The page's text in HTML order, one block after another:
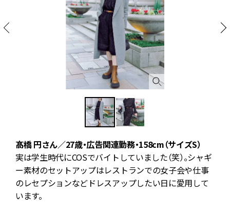
髙橋 円さん／27歳・広告関連勤務・158cm（サイズS）
実は学生時代にCOSでバイトしていました（笑）。シャギ
ー素材のセットアップはレストランでの女子会や仕事
のレセプションなどドレスアップしたい日に愛用して
います。